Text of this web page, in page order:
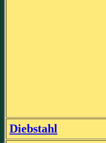
Diebstahl